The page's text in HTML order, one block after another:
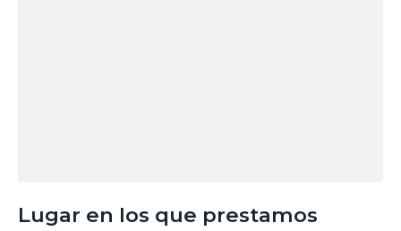
Lugar en los que prestamos